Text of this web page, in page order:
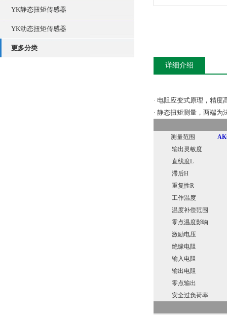
YK静态扭矩传感器
YK动态扭矩传感器
更多分类
详细介绍
· 电阻应变式原理，精
· 静态扭矩测量，两端为
测量范围
输出灵敏度
直线度L
滞后H
重复性R
工作温度
温度补偿范围
零点温度影响
激励电压
绝缘电阻
输入电阻
输出电阻
零点输出
安全过负荷率